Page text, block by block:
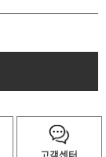
고객센터